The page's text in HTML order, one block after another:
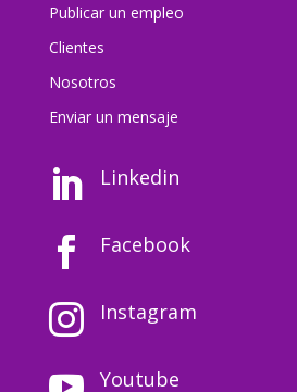
Publicar un empleo
Clientes
Nosotros
Enviar un mensaje
 Linkedin
 Facebook
 Instagram
Youtube